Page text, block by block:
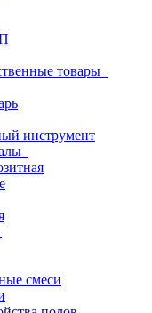
товары
инструмент
смеси